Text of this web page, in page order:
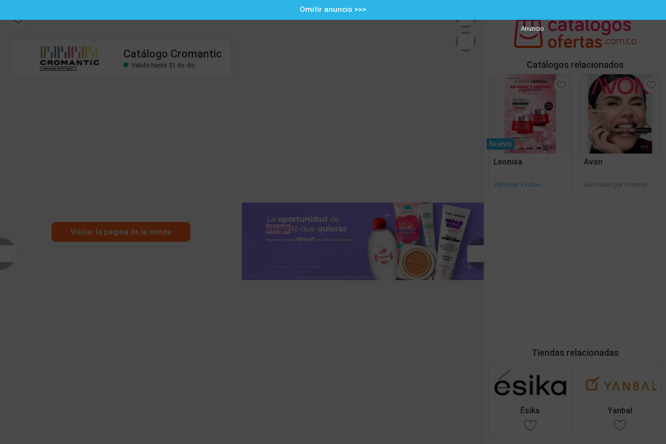
Válido hasta 31 de dic
Anuncio
Omitir anuncio >>>
Catálogo Cromantic
Válido hasta 31 de dic
Visitar la página de la tienda
Catálogos relacionados
Nuevo
Leonisa
Válido en 15 días
Avon
Aún válido por 3 meses
Tiendas relacionadas
Ésika Yanbal